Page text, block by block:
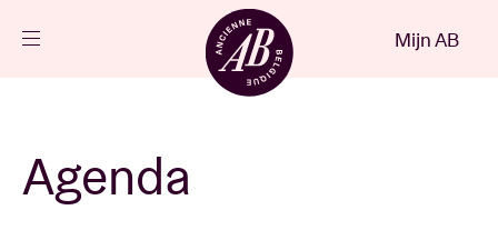
NL
Projecten
Mijn AB
Agenda